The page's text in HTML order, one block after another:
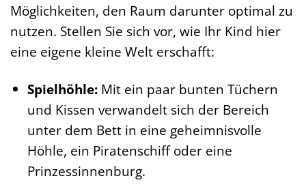
Möglichkeiten, den Raum darunter optimal zu
nutzen. Stellen Sie sich vor, wie Ihr Kind hier
eine eigene kleine Welt erschafft:
Spielhöhle: Mit ein paar bunten Tüchern
und Kissen verwandelt sich der Bereich
unter dem Bett in eine geheimnisvolle
Höhle, ein Piratenschiff oder eine
Prinzessinnenburg.